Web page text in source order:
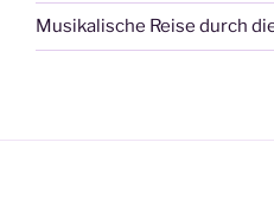
Musikalische Reise durch